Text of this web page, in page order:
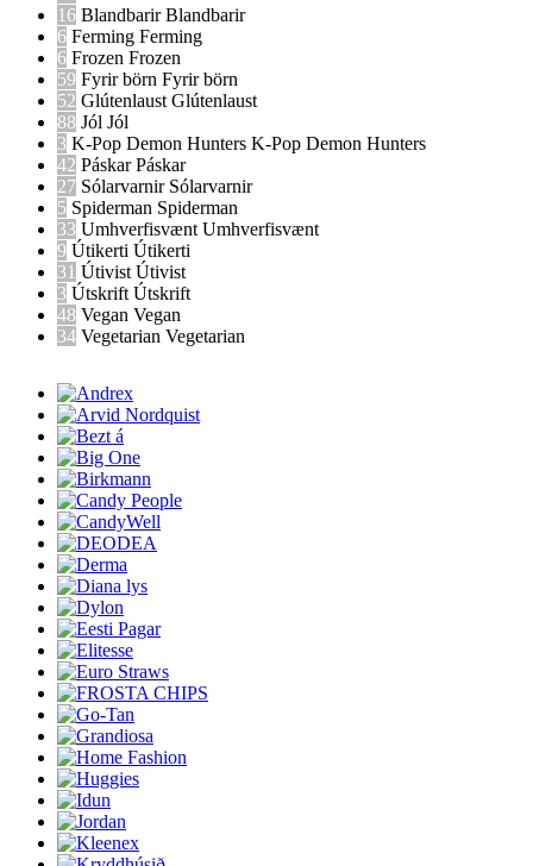
16 BlandbarirBlandbarir
6 Ferming Ferming
6 Frozen Frozen
59 Fyrir börn Fyrir börn
52 Glútenlaust Glútenlaust
88 Jól Jól
3 K-Pop Demon Hunters K-Pop Demon Hunters
42 PáskarPáskar
27 Sólarvarnir Sólarvarnir
5 Spiderman Spiderman
33 Umhverfisvænt Umhverfisvænt
9 Útikerti Útikerti
31 Útivist Útivist
3 Útskrift Útskrift
48 Vegan Vegan
34 Vegetarian Vegetarian